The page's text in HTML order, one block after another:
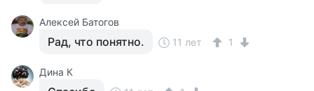
Алексей Батогов
Рад, что понятно. 11 лет 1
Дина К